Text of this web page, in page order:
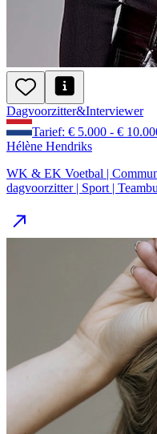
Dagvoorzitter&Interviewer
Tarief: € 5.000 - €
Hélène Hendriks
WK & EK Voetbal |
dagvoorzitter | Sport |